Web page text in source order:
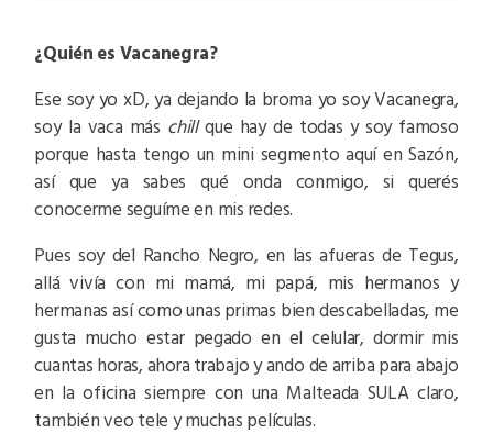
¿Quién es Vacanegra?
Ese soy yo xD, ya dejando la broma yo soy Vacanegra,
soy la vaca más chillque hay de todas y soy famoso
porque hasta tengo un mini segmento aquí en Sazón,
así que ya sabes qué onda conmigo, si querés
conocerme seguíme en mis redes.
Pues soy del Rancho Negro, en las afueras de Tegus,
allá vivía con mi mamá, mi papá, mis hermanos y
hermanas así como unas primas bien descabelladas, me
gusta mucho estar pegado en el celular, dormir mis
cuantas horas, ahora trabajo y ando de arriba para abajo
en la oficina siempre con una Malteada SULA claro,
también veo tele y muchas películas.